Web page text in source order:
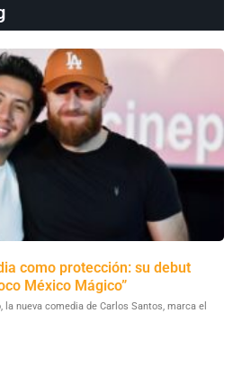
como protección: su debut
México Mágico”
nueva comedia de Carlos Santos, marca el